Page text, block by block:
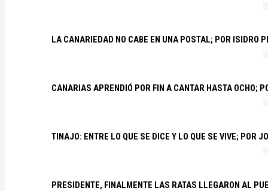
LA CANARIEDAD NO CABE EN UNA POSTAL; POR ISIDRO
CANARIAS APRENDIÓ POR FIN A CANTAR HASTA OCHO;
TINAJO: ENTRE LO QUE SE DICE Y LO QUE SE VIVE; POR
PRESIDENTE, FINALMENTE LAS RATAS LLEGARON AL